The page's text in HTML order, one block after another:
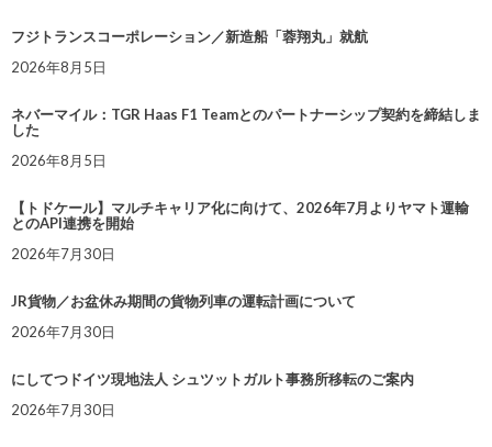
フジトランスコーポレーション／新造船「蓉翔丸」就航
2026年8月5日
ネバーマイル：TGR Haas F1 Teamとのパートナーシップ契約を締結しま
した
2026年8月5日
【トドケール】マルチキャリア化に向けて、2026年7月よりヤマト運輸
とのAPI連携を開始
2026年7月30日
JR貨物／お盆休み期間の貨物列車の運転計画について
2026年7月30日
にしてつドイツ現地法人 シュツットガルト事務所移転のご案内
2026年7月30日